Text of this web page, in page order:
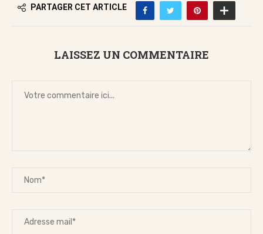
PARTAGER CET ARTICLE
LAISSEZ UN COMMENTAIRE